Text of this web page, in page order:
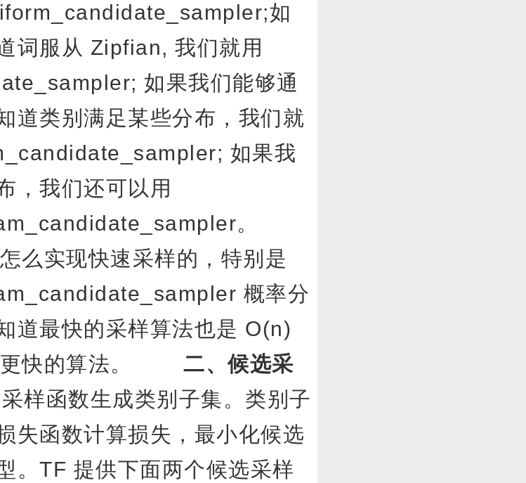
如
词服从 Zipfian, 我们就用
如果我们能够通
道类别满足某些分布，我们就
如果我
，我们还可以用
。
么实现快速采样的，特别是
概率分
道最快的采样算法也是 O(n)
更快的算法。 二、候选采
函数生成类别子集。类别子
失函数计算损失，最小化候选
。TF 提供下面两个候选采样